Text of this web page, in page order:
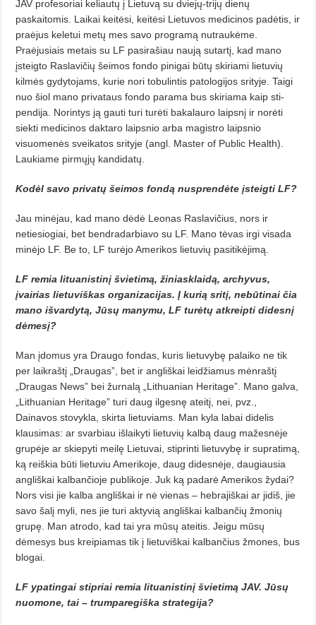
JAV profesoriai keliautų į Lietuvą su dviejų-trijų dienų
paskaitomis. Laikai keitėsi, keitėsi Lietuvos medicinos padėtis, ir
praėjus keletui metų mes savo programą nutraukėme.
Praėjusiais metais su LF pasirašiau naują sutartį, kad mano
įsteigto Ras­lavičių šeimos fondo pinigai būtų ski­riami lietuvių
kilmės gydytojams, ku­rie nori tobulintis patologijos srity­je. Taigi
nuo šiol mano privataus fondo parama bus skiriama kaip sti­
pendija. Norintys ją gauti turi turėti bakalauro laipsnį ir norėti
siekti me­dicinos daktaro laipsnio arba magis­tro laipsnio
visuomenės sveikatos sri­tyje (angl. Master of Public Health).
Laukiame pirmųjų kandidatų.
Kodėl savo privatų šeimos fondą nusprendėte įsteigti LF?
Jau minėjau, kad mano dėdė Leonas Raslavičius, nors ir
netiesiogiai, bet bendradarbiavo su LF. Mano tėvas irgi visada
minėjo LF. Be to, LF turėjo Amerikos lietuvių pasitikėji­mą.
LF remia lituanistinį švietimą, žiniasklaidą, archyvus,
įvairias lie­tuviškas organizacijas. Į kurią sritį, nebūtinai čia
mano išvar­dy­tą, Jūsų manymu, LF turėtų at­kreipti didesnį
dėmesį?
Man įdomus yra Draugo fondas, kuris lietuvybę palaiko ne tik
per laikraštį „Draugas”, bet ir angliškai leidžiamus mėnraštį
„Draugas News” bei žurnalą „Lithuanian Heri­tage”. Mano galva,
„Lithuanian Heri­tage” turi daug ilgesnę ateitį, nei, pvz.,
Dainavos stovykla, skirta lietuviams. Man kyla labai didelis
klausimas: ar svarbiau išlaikyti lietuvių kalbą daug mažesnėje
grupėje ar skiepyti meilę Lietuvai, stiprinti lie­tuvybę ir supratimą,
ką reiškia būti lietuviu Amerikoje, daug didesnėje, daugiausia
angliškai kalbančioje pub­likoje. Juk ką padarė Amerikos žydai?
Nors visi jie kalba angliškai ir nė vienas – hebrajiškai ar jidiš, jie
sa­vo šalį myli, nes jie turi aktyvią ang­liškai kalbančių žmonių
grupę. Man atrodo, kad tai yra mūsų ateitis. Jei­gu mūsų
dėmesys bus kreipiamas tik į lietuviškai kalbančius žmones, bus
blogai.
LF ypatingai stipriai remia lituanistinį švietimą JAV. Jūsų
nuo­mone, tai – trumparegiška stra­tegija?